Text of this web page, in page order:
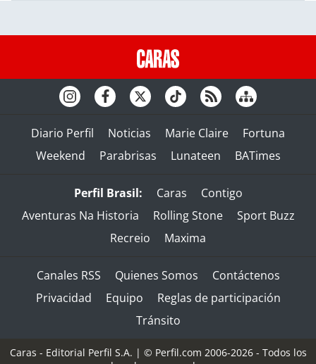
Diario Perfil Noticias Marie Claire
Fortuna
Weekend
Parabrisas Lunateen BATimes
Perfil Brasil: Caras
Contigo
Aventuras Na Historia
Rolling Stone
Sport Buzz
Recreio
Maxima
Canales RSS Quienes Somos
Contáctenos
Privacidad
Equipo
Reglas de participación
Tránsito
Caras - Editorial Perfil S.A. | © Perfil.com 2006-2026 - Todos los